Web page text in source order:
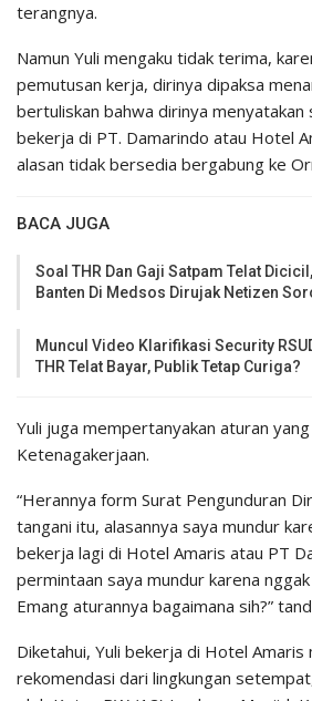
terangnya.
Namun Yuli mengaku tidak terima,
pemutusan kerja, dirinya dipaksa
bertuliskan bahwa dirinya menyatakan
bekerja di PT. Damarindo atau Hotel
alasan tidak bersedia bergabung ke
BACA JUGA
Soal THR Dan Gaji Satpam Telat
Banten Di Medsos Dirujak Netizen
Muncul Video Klarifikasi Security
THR Telat Bayar, Publik Tetap Curiga?
Yuli juga mempertanyakan aturan
Ketenagakerjaan.
“Herannya form Surat Pengunduran
tangani itu, alasannya saya mundur
bekerja lagi di Hotel Amaris atau PT
permintaan saya mundur karena
Emang aturannya bagaimana sih?”
Diketahui, Yuli bekerja di Hotel Amaris
rekomendasi dari lingkungan